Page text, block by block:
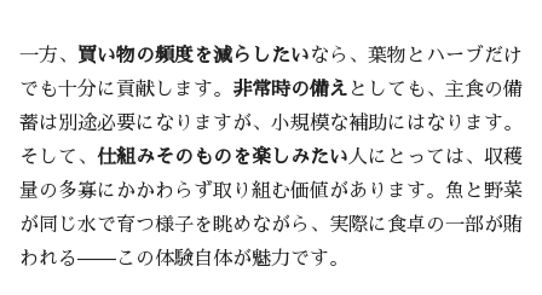
一方、 買い物の頻度を減らしたいなら、葉物とハーブだけ
でも十分に貢献します。 非常時の備え としても、主食の備
蓄は別途必要になりますが、小規模な補助にはなります。
そして、 仕組みそのものを楽しみたい人にとっては、収穫
量の多寡にかかわらず取り組む価値があります。魚と野菜
が同じ水で育つ様子を眺めながら、実際に食卓の一部が賄
われる——この体験自体が魅力です。